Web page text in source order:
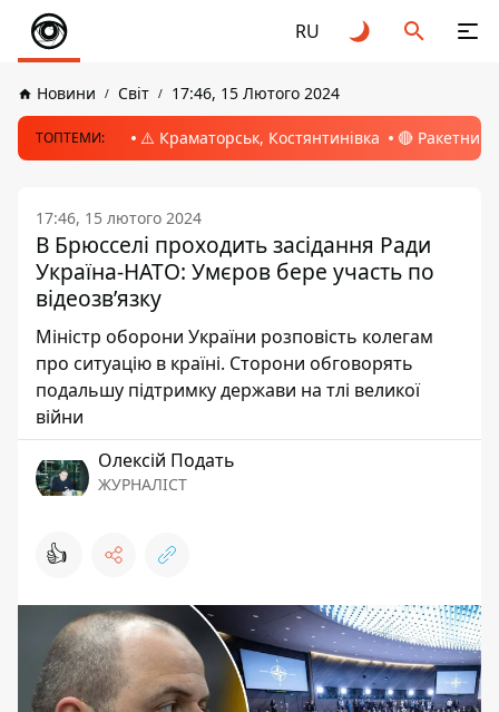
RU
Новини Світ 17:46, 15 Лютого 2024
ТОПТЕМИ: ⚠️ Краматорськ, Костянтинівка 🔴 Ракетний
17:46, 15 лютого 2024
В Брюсселі проходить засідання Ради
Україна-НАТО: Умєров бере участь по
відеозвʼязку
Міністр оборони України розповість колегам
про ситуацію в країні. Сторони обговорять
подальшу підтримку держави на тлі великої
війни
Олексій Подать
ЖУРНАЛІСТ
👍